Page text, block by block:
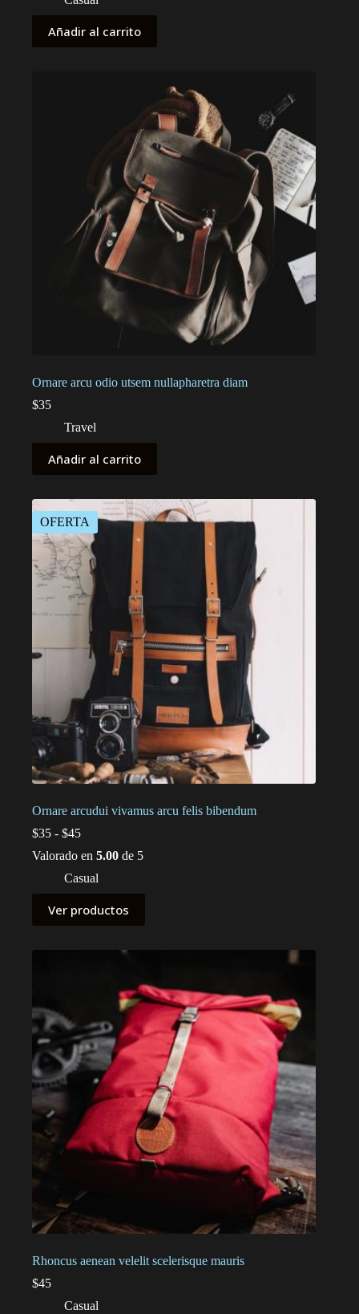
original
era:
actual
es:
Añadir al carrito
Ornare arcu odio utsem nullapharetra diam
$35
Travel
Añadir al carrito
OFERTA
Ornare arcudui vivamus arcu felis bibendum
$35 - $45Rango
precios:
desde
hasta
$45
Valorado en 5.00 de 5
Casual
Ver productos
Rhoncus aenean velelit scelerisque mauris
$45
Casual